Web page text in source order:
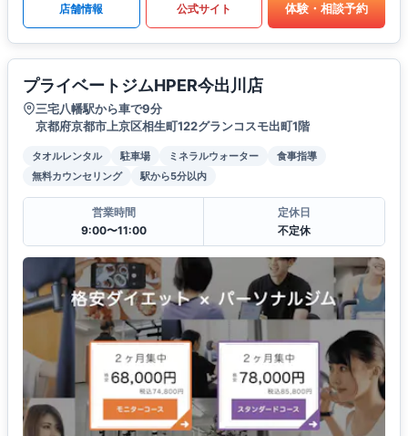
店舗情報 公式サイト 体験・相談予約
プライベートジムHPER今出川店
三宅八幡駅から車で9分
京都府京都市上京区相生町122グランコスモ出町1階
タオルレンタル 駐車場 ミネラルウォーター
食事指導
無料カウンセリング
駅から5分以内
営業時間
9:00〜11:00
定休日
不定休